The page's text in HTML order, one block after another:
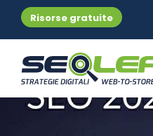
Risorse gratuite